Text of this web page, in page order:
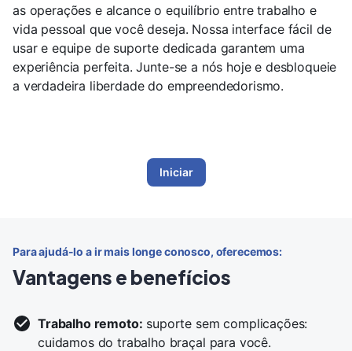
as operações e alcance o equilíbrio entre trabalho e
vida pessoal que você deseja. Nossa interface fácil de
usar e equipe de suporte dedicada garantem uma
experiência perfeita. Junte-se a nós hoje e desbloqueie
a verdadeira liberdade do empreendedorismo.
Iniciar
Para ajudá-lo a ir mais longe conosco, oferecemos:
Vantagens e benefícios
Trabalho remoto: suporte sem complicações:
cuidamos do trabalho braçal para você.